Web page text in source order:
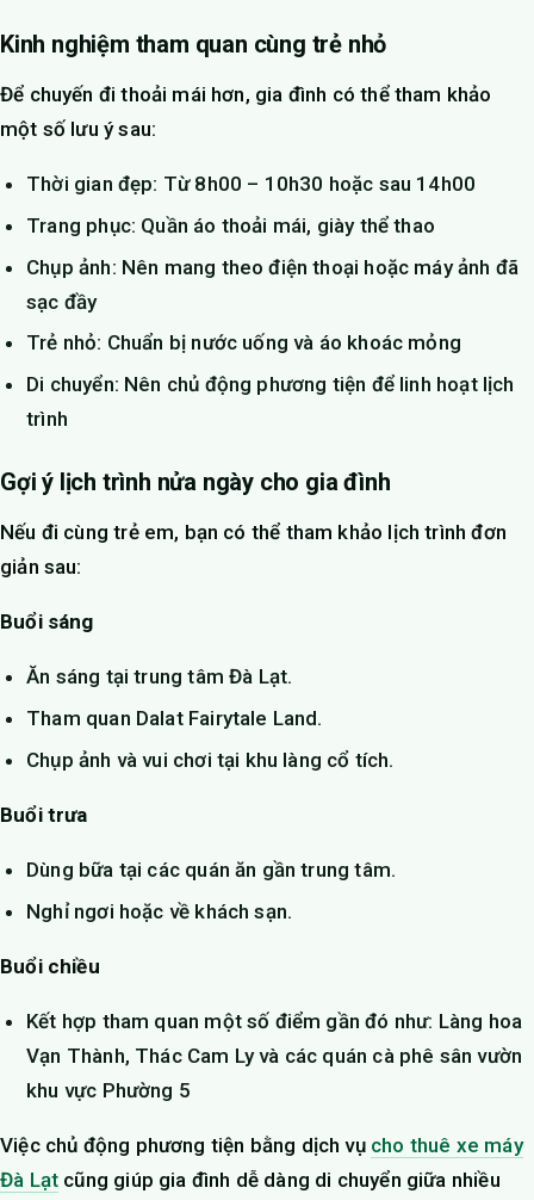
Kinh nghiệm tham quan cùng trẻ nhỏ
Để chuyến đi thoải mái hơn, gia đình có thể tham khảo
một số lưu ý sau:
Thời gian đẹp: Từ 8h00 – 10h30 hoặc sau 14h00
Trang phục: Quần áo thoải mái, giày thể thao
Chụp ảnh: Nên mang theo điện thoại hoặc máy ảnh đã
sạc đầy
Trẻ nhỏ: Chuẩn bị nước uống và áo khoác mỏng
Di chuyển: Nên chủ động phương tiện để linh hoạt lịch
trình
Gợi ý lịch trình nửa ngày cho gia đình
Nếu đi cùng trẻ em, bạn có thể tham khảo lịch trình đơn
giản sau:
Buổi sáng
Ăn sáng tại trung tâm Đà Lạt.
Tham quan Dalat Fairytale Land.
Chụp ảnh và vui chơi tại khu làng cổ tích.
Buổi trưa
Dùng bữa tại các quán ăn gần trung tâm.
Nghỉ ngơi hoặc về khách sạn.
Buổi chiều
Kết hợp tham quan một số điểm gần đó như: Làng hoa
Vạn Thành, Thác Cam Ly và các quán cà phê sân vườn
khu vực Phường 5
Việc chủ động phương tiện bằng dịch vụ cho thuê xe máy
Đà Lạt cũng giúp gia đình dễ dàng di chuyển giữa nhiều